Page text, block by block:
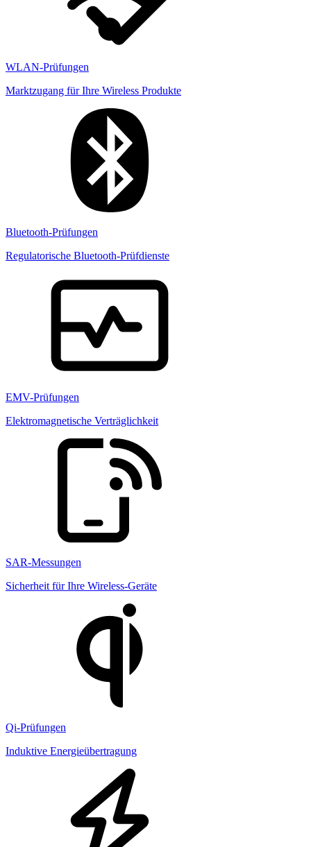
WLAN-Prüfungen
Marktzugang für Ihre Wireless Produkte
Bluetooth-Prüfungen
Regulatorische Bluetooth-Prüfdienste
EMV-Prüfungen
Elektromagnetische Verträglichkeit
SAR-Messungen
Sicherheit für Ihre Wireless-Geräte
Qi-Prüfungen
Induktive Energieübertragung